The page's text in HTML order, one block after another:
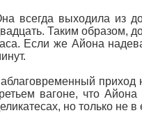
всегда выходила из
Таким образом,
Если же Айона
приход
вагоне, что
но только не